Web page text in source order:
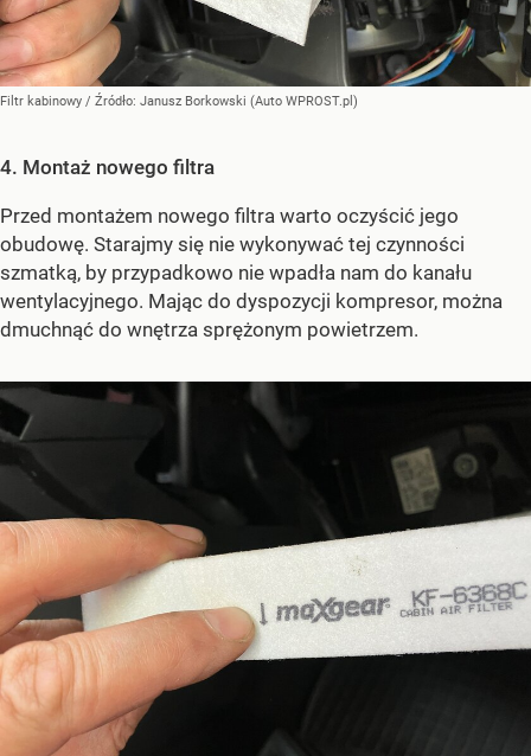
Filtr kabinowy / Źródło: Janusz Borkowski (Auto WPROST.pl)
4. Montaż nowego filtra
Przed montażem nowego filtra warto oczyścić jego
obudowę. Starajmy się nie wykonywać tej czynności
szmatką, by przypadkowo nie wpadła nam do kanału
wentylacyjnego. Mając do dyspozycji kompresor, można
dmuchnąć do wnętrza sprężonym powietrzem.